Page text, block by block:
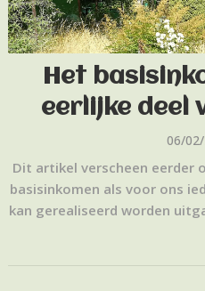
Het
eerlijke deel
06/
Dit artikel verscheen eerder
basisinkomen als voor ons
kan gerealiseerd worden